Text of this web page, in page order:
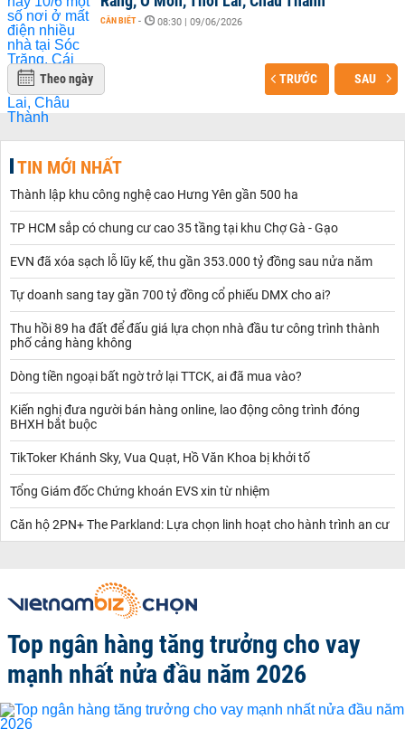
CẦN BIẾT - 08:30 | 09/06/2026
Theo ngày TRƯỚC SAU
TIN MỚI NHẤT
Thành lập khu công nghệ cao Hưng Yên gần 500 ha
TP HCM sắp có chung cư cao 35 tầng tại khu Chợ Gà - Gạo
EVN đã xóa sạch lỗ lũy kế, thu gần 353.000 tỷ đồng sau nửa năm
Tự doanh sang tay gần 700 tỷ đồng cổ phiếu DMX cho ai?
Thu hồi 89 ha đất để đấu giá lựa chọn nhà đầu tư công trình thành
phố cảng hàng không
Dòng tiền ngoại bất ngờ trở lại TTCK, ai đã mua vào?
Kiến nghị đưa người bán hàng online, lao động công trình đóng
BHXH bắt buộc
TikToker Khánh Sky, Vua Quạt, Hồ Văn Khoa bị khởi tố
Tổng Giám đốc Chứng khoán EVS xin từ nhiệm
Căn hộ 2PN+ The Parkland: Lựa chọn linh hoạt cho hành trình an cư
Top ngân hàng tăng trưởng cho vay
mạnh nhất nửa đầu năm 2026